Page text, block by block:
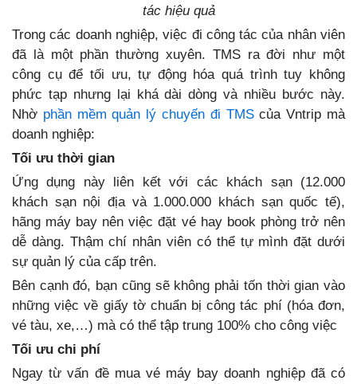
tác hiệu quả
Trong các doanh nghiệp, việc đi công tác của nhân viên
đã là một phần thường xuyên. TMS ra đời như một
công cụ để tối ưu, tự động hóa quá trình tuy không
phức tạp nhưng lại khá dài dòng và nhiều bước này.
Nhờ phần mềm quản lý chuyến đi TMScủa Vntrip mà
doanh nghiệp:
Tối ưu thời gian
Ứng dụng này liên kết với các khách sạn (12.000
khách sạn nội địa và 1.000.000 khách sạn quốc tế),
hãng máy bay nên việc đặt vé hay book phòng trở nên
dễ dàng. Thậm chí nhân viên có thể tự mình đặt dưới
sự quản lý của cấp trên.
Bên cạnh đó, bạn cũng sẽ không phải tốn thời gian vào
những việc về giấy tờ chuẩn bị công tác phí (hóa đơn,
vé tàu, xe,…) mà có thể tập trung 100% cho công việc
Tối ưu chi phí
Ngay từ vấn đề mua vé máy bay doanh nghiệp đã có